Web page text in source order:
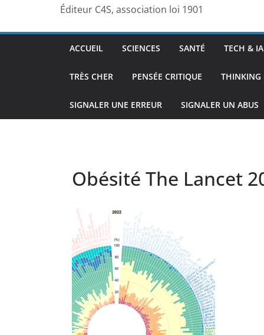
Éditeur C4S, association loi 1901
ACCUEIL SCIENCES SANTÉ TECH & IA
TRÈS CHER PENSÉE CRITIQUE THINKING
SIGNALER UNE ERREUR SIGNALER UN ABUS
Obésité The Lancet